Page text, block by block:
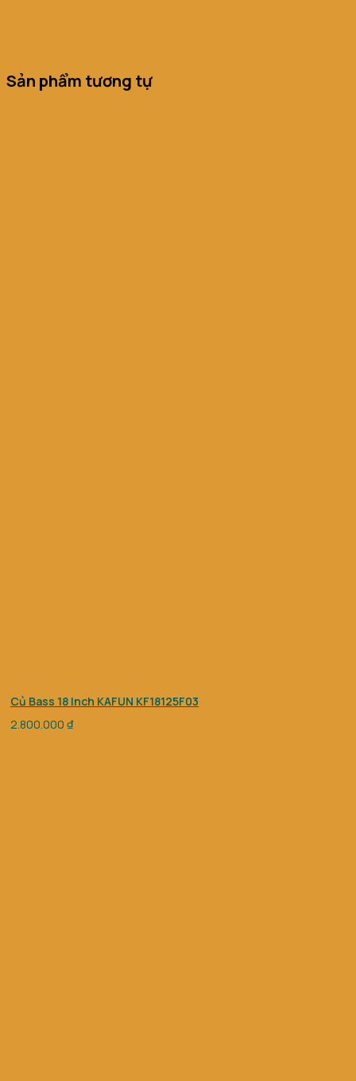
Sản phẩm tương tự
Củ Bass 18 Inch KAFUN KF18125F03
2.800.000 ₫